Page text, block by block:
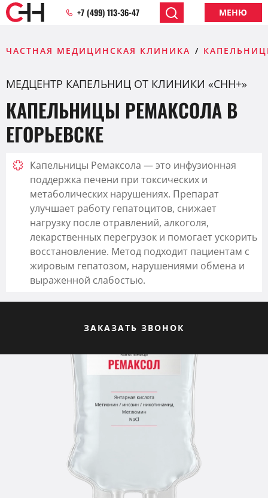
+7 (499) 113-36-47 МЕНЮ
ЧАСТНАЯ МЕДИЦИНСКАЯ КЛИНИКА
МЕДЦЕНТР КАПЕЛЬНИЦ ОТ КЛИНИКИ «CHH+»
КАПЕЛЬНИЦЫ РЕМАКСОЛА В
ЕГОРЬЕВСКЕ
Капельницы Ремаксола — это инфузионная
поддержка печени при токсических и
метаболических нарушениях. Препарат
улучшает работу гепатоцитов, снижает
нагрузку после отравлений, алкоголя,
лекарственных перегрузок и помогает ускорить
восстановление. Метод подходит пациентам с
жировым гепатозом, нарушениями обмена и
выраженной слабостью.
ЗАКАЗАТЬ ЗВОНОК